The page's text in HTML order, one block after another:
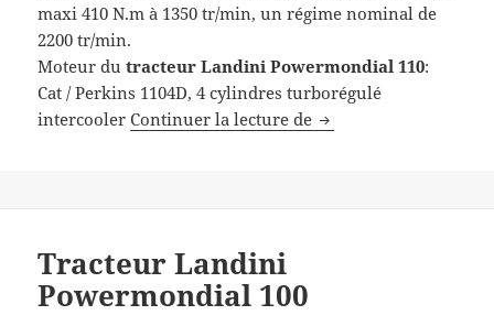
maxi 410 N.m à 1350 tr/min, un régime nominal de
2200 tr/min.
Moteur dutracteur Landini Powermondial 110:
Cat / Perkins 1104D, 4 cylindres turborégulé
intercoolerContinuer la lecture de Tracteur Landini
Tracteur Landini
Powermondial 100